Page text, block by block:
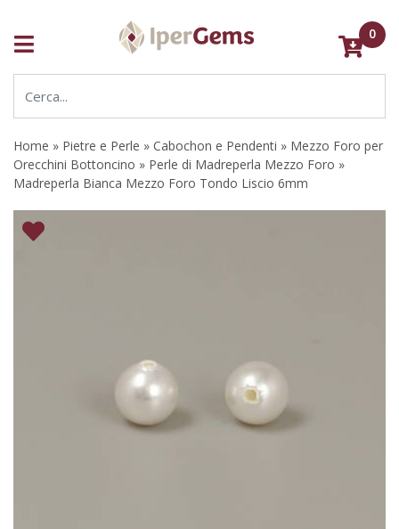
0
Home » Pietre e Perle » Cabochon e Pendenti » Mezzo Foro per
Orecchini Bottoncino » Perle di Madreperla Mezzo Foro »
Madreperla Bianca Mezzo Foro Tondo Liscio 6mm